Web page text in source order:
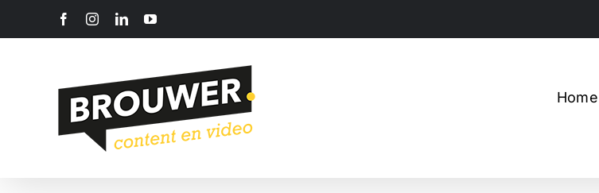
FacebookInstagramLinkedInYouTube
Home